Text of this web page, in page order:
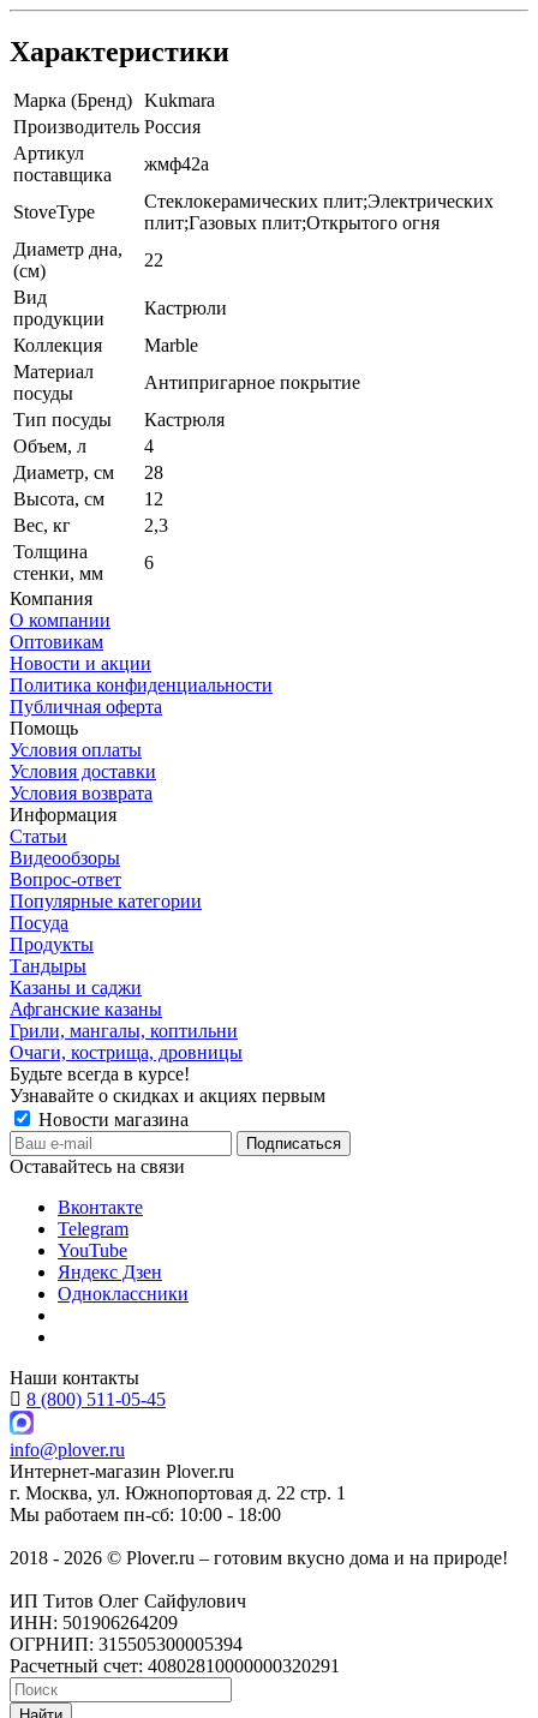
Характеристики
Марка (Бренд) Kukmara
Производитель Россия
Артикул
поставщика
жмф42а
StoveType
Стеклокерамических плит;Электрических
плит;Газовых плит;Открытого огня
Диаметр дна,
(см)
22
Вид
продукции
Кастрюли
Коллекция
Marble
Материал
посуды
Антипригарное покрытие
Тип посуды
Кастрюля
Объем, л
4
Диаметр, см
28
Высота, см
12
Вес, кг
2,3
Толщина
стенки, мм
6
Компания
О компании
Оптовикам
Новости и акции
Политика конфиденциальности
Публичная оферта
Помощь
Условия оплаты
Условия доставки
Условия возврата
Информация
Статьи
Видеообзоры
Вопрос-ответ
Популярные категории
Посуда
Продукты
Тандыры
Казаны и саджи
Афганские казаны
Грили, мангалы, коптильни
Очаги, кострища, дровницы
Будьте всегда в курсе!
Узнавайте о скидках и акциях первым
Новости магазина
Оставайтесь на связи
Вконтакте
Telegram
YouTube
Яндекс Дзен
Одноклассники
Наши контакты
8 (800) 511-05-45
info@plover.ru
Интернет-магазин Plover.ru
г. Москва, ул. Южнопортовая д. 22 стр. 1
Мы работаем пн-сб: 10:00 - 18:00
2018 - 2026 © Plover.ru – готовим вкусно дома и на природе!
ИП Титов Олег Сайфулович
ИНН: 501906264209
ОГРНИП: 315505300005394
Расчетный счет: 40802810000000320291